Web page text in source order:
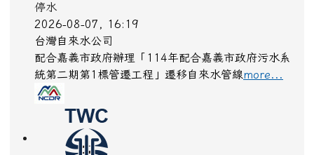
停水
2026-08-07, 16:19
台灣自來水公司
配合嘉義市政府辦理「114年配合嘉義市政府污水系
統第二期第1標管遷工程」遷移自來水管線